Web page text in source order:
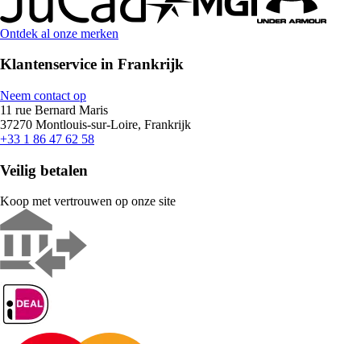
Ontdek al onze merken
Klantenservice in Frankrijk
Neem contact op
11 rue Bernard Maris
37270 Montlouis-sur-Loire, Frankrijk
+33 1 86 47 62 58
Veilig betalen
Koop met vertrouwen op onze site